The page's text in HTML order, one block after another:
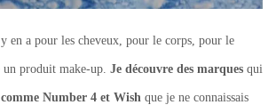
y en a pour les cheveux, pour le corps, pour le
produit make-up. Je découvre des marques qui
comme Number 4 et Wish que je ne connaissais